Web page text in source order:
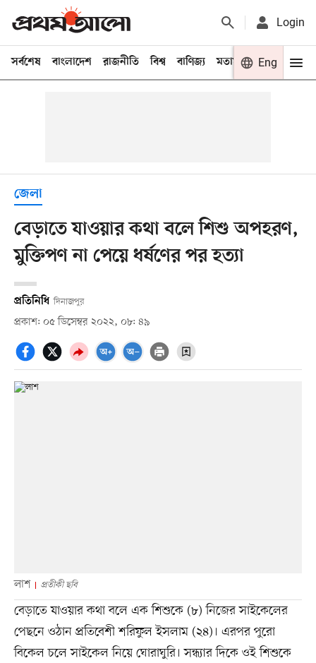
Login
সর্বশেষ বাংলাদেশ রাজনীতি বিশ্ব বাণিজ্য মতামত খেলা
Eng
জেলা
বেড়াতে যাওয়ার কথা বলে শিশু অপহরণ,
মুক্তিপণ না পেয়ে ধর্ষণের পর হত্যা
প্রতিনিধি দিনাজপুর
প্রকাশ: ০৫ ডিসেম্বর ২০২২, ০৮: ৪৯
লাশ প্রতীকী ছবি
বেড়াতে যাওয়ার কথা বলে এক শিশুকে (৮) নিজের সাইকেলের
পেছনে ওঠান প্রতিবেশী শরিফুল ইসলাম (২৪)। এরপর পুরো
বিকেল চলে সাইকেল নিয়ে ঘোরাঘুরি। সন্ধ্যার দিকে ওই শিশুকে